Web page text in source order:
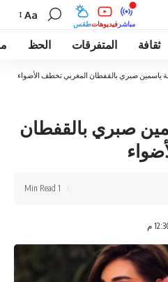
طقسفيديوهات مباشر
Aa
ثقافة المتفرقات الحظ
ياسمين صبري بالقفطان المغربي تخطف الأضواء
صبري بالقفطان
1 Min Read